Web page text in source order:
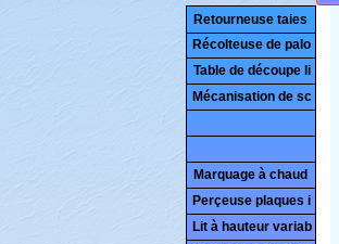
Retourneuse taies
Récolteuse de palo
Table de découpe li
Mécanisation de sc
Marquage à chaud
Perçeuse plaques i
Lit à hauteur variab